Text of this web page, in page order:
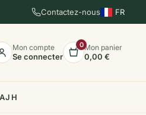
Contactez-nous
FR
EN
Mon compte
Se connecter
0Mon panier
0,00 €